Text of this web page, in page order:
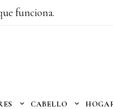
funciona.
CABELLO